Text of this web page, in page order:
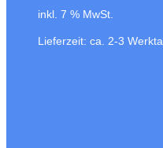
inkl. 7 % MwSt.
Lieferzeit: ca. 2-3